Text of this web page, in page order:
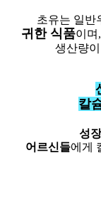
초유는 일반
귀한 식품이며
생산량
칼
성장
어르신들에게